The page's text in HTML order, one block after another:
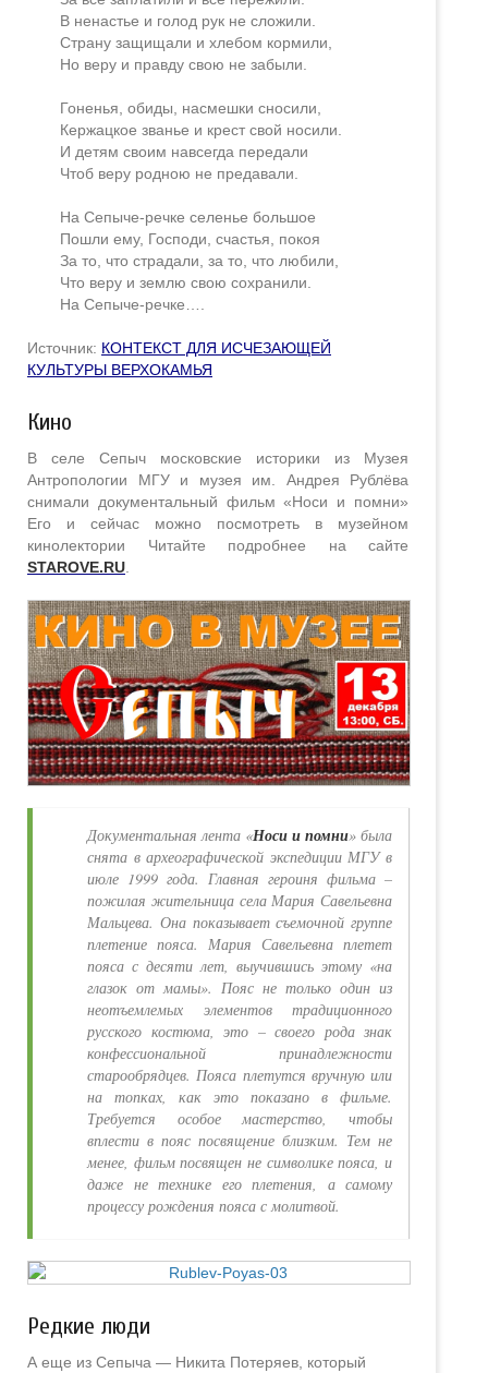
В ненастье и голод рук не сложили.
Страну защищали и хлебом кормили,
Но веру и правду свою не забыли.
Гоненья, обиды, насмешки сносили,
Кержацкое званье и крест свой носили.
И детям своим навсегда передали
Чтоб веру родною не предавали.
На Сепыче-речке селенье большое
Пошли ему, Господи, счастья, покоя
За то, что страдали, за то, что любили,
Что веру и землю свою сохранили.
На Сепыче-речке….
Источник: КОНТЕКСТ ДЛЯ ИСЧЕЗАЮЩЕЙ
КУЛЬТУРЫ ВЕРХОКАМЬЯ
Кино
В селе Сепыч московские историки из Музея
Антропологии МГУ и музея им. Андрея Рублёва
снимали документальный фильм «Носи и помни»
Его и сейчас можно посмотреть в музейном
кинолектории Читайте подробнее на сайте
STAROVE.RU
Документальная лента «Носи и помни» была
снята в археографической экспедиции МГУ в
июле 1999 года. Главная героиня фильма –
пожилая жительница села Мария Савельевна
Мальцева. Она показывает съемочной группе
плетение пояса. Мария Савельевна плетет
пояса с десяти лет, выучившись этому «на
глазок от мамы». Пояс не только один из
неотъемлемых элементов традиционного
русского костюма, это – своего рода знак
конфессиональной принадлежности
старообрядцев. Пояса плетутся вручную или
на топках, как это показано в фильме.
Требуется особое мастерство, чтобы
вплести в пояс посвящение близким. Тем не
менее, фильм посвящен не символике пояса, и
даже не технике его плетения, а самому
процессу рождения пояса с молитвой.
Редкие люди
А еще из Сепыча — Никита Потеряев, который